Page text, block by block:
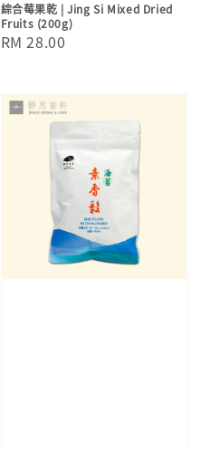
綜合莓果乾 | Jing Si Mixed Dried
Fruits (200g)
Regular
RM 28.00